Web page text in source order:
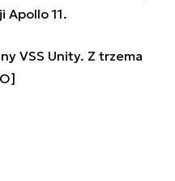
Apollo 11.
VSS Unity. Z trzema